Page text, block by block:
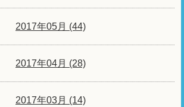
2017年05月 (44)
2017年04月 (28)
2017年03月 (14)